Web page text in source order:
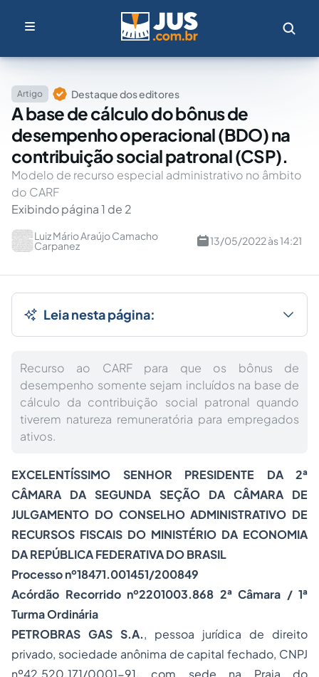
Artigo Destaque dos editores
A base de cálculo do bônus de
desempenho operacional (BDO) na
contribuição social patronal (CSP).
Modelo de recurso especial administrativo no âmbito
do CARF
Exibindo página 1 de 2
Luiz Mário Araújo Camacho
Carpanez 13/05/2022 às 14:21
Leia nesta página:
Recurso ao CARF para que os bônus de
desempenho somente sejam incluídos na base de
cálculo da contribuição social patronal quando
tiverem natureza remuneratória para empregados
ativos.
EXCELENTÍSSIMO SENHOR PRESIDENTE DA 2ª
CÂMARA DA SEGUNDA SEÇÃO DA CÂMARA DE
JULGAMENTO DO CONSELHO ADMINISTRATIVO DE
RECURSOS FISCAIS DO MINISTÉRIO DA ECONOMIA
DA REPÚBLICA FEDERATIVA DO BRASIL
Processo nº18471.001451/200849
Acórdão Recorrido nº2201003.868 2ª Câmara / 1ª
Turma Ordinária
PETROBRAS GAS S.A., pessoa jurídica de direito
privado, sociedade anônima de capital fechado, CNPJ
nº42.520.171/0001-91, com sede na Praia do